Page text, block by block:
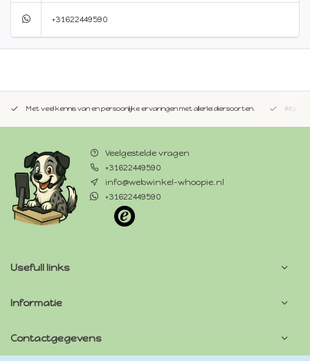
+31622449590
Met veel kennis van en persoonlijke ervaringen met allerlei diersoorten. Altijd
Veelgestelde vragen
+31622449590
info@webwinkel-whoopie.nl
+31622449590
Usefull links
Informatie
Contactgegevens